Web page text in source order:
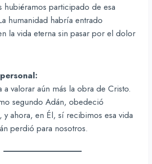
hubiéramos participado de esa
humanidad habría entrado
la vida eterna sin pasar por el dolor
a valorar aún más la obra de Cristo.
segundo Adán, obedeció
y ahora, en Él, sí recibimos esa vida
perdió para nosotros.